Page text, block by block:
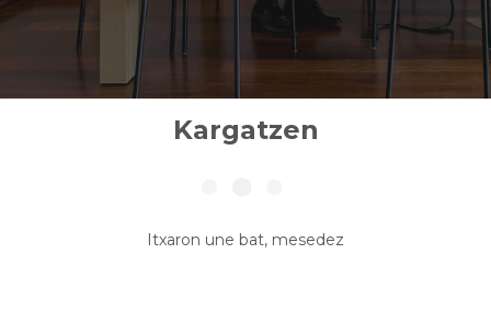
Kargatzen
Itxaron une bat, mesedez